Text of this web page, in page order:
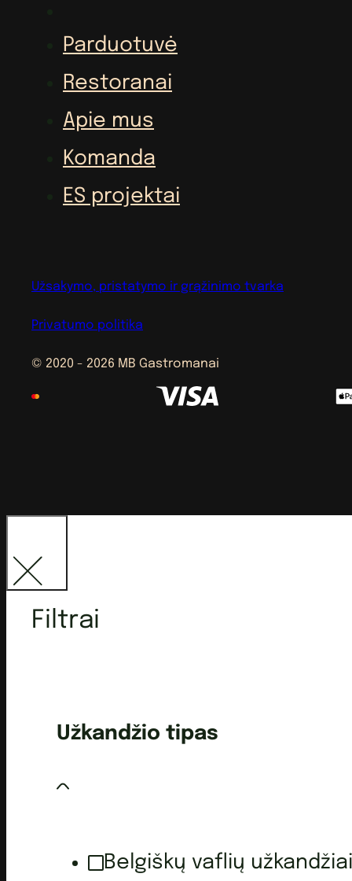
Parduotuvė
Restoranai
Apie mus
Komanda
ES projektai
© 2020 - 2026 MB Gastromanai
Privatumo politika
Užsakymo, pristatymo ir grąžinimo tvarka
Filtrai
Užkandžio tipas
Belgiškų vaflių užkandžiai